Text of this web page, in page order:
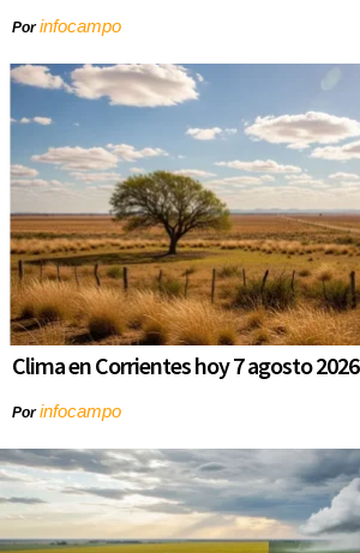
Porinfocampo
Clima en Corrientes hoy 7 agosto 2026
Porinfocampo